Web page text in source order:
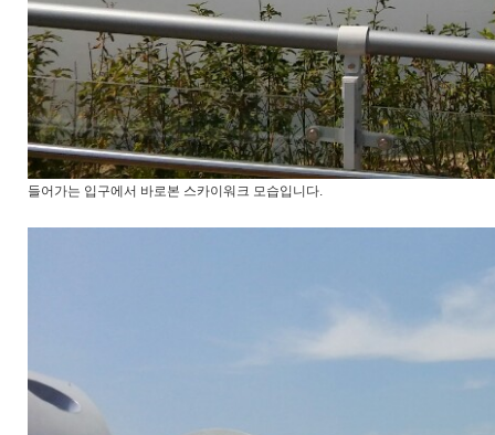
들어가는 입구에서 바로본 스카이워크 모습입니다.